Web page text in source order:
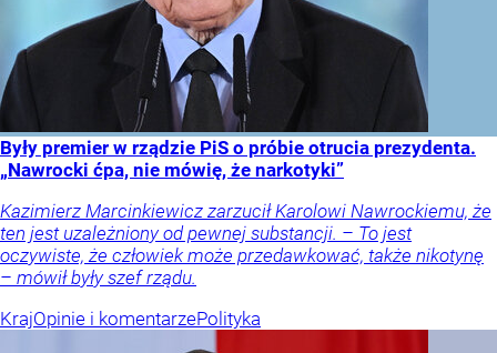
Były premier w rządzie PiS o próbie otrucia prezydenta.
„Nawrocki ćpa, nie mówię, że narkotyki”
Kazimierz Marcinkiewicz zarzucił Karolowi Nawrockiemu, że
ten jest uzależniony od pewnej substancji. – To jest
oczywiste, że człowiek może przedawkować, także nikotynę
– mówił były szef rządu.
KrajOpinie i komentarzePolityka